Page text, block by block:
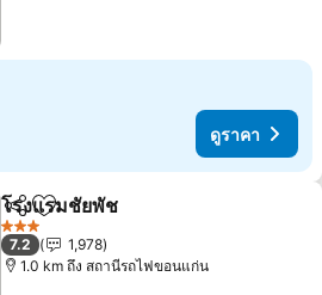
ดูราคา
แชร์ เพิ่มในรายการโปรด
โรงแรมชัยพัช
3 ดาว
7.2
1,978
1.0 km ถึง สถานีรถไฟขอนแก่น